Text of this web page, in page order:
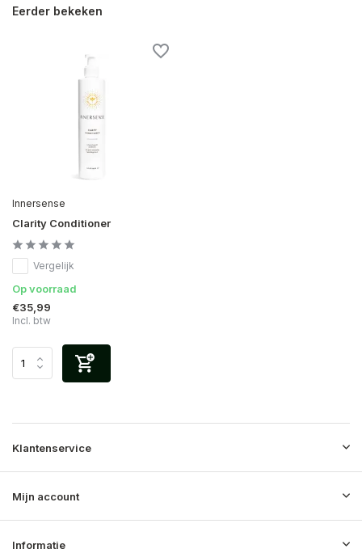
Eerder bekeken
Innersense
Clarity Conditioner
Vergelijk
Op voorraad
€35,99
Incl. btw
Klantenservice
Mijn account
Informatie